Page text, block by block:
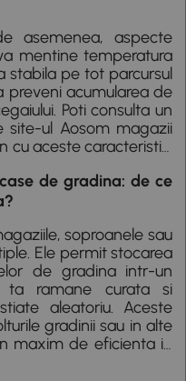
asemenea, aspecte
mentine temperatura
stabila pe tot parcursul
preveni acumularea de
Poti consulta un
site-ul Aosom magazii
cu aceste caracteristici
de gradina: de ce
soproanele sau
Ele permit stocarea
de gradina intr-un
ta ramane curata si
aleatoriu. Aceste
gradinii sau in alte
maxim de eficienta in